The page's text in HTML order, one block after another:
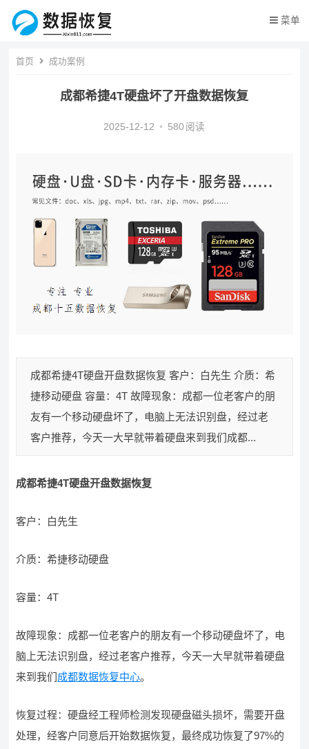
菜单
首页 成功案例
成都希捷4T硬盘坏了开盘数据恢复
2025-12-12 • 580 阅读
成都希捷4T硬盘开盘数据恢复 客户：白先生 介质：希
捷移动硬盘 容量：4T 故障现象：成都一位老客户的朋
友有一个移动硬盘坏了，电脑上无法识别盘，经过老
客户推荐，今天一大早就带着硬盘来到我们成都...
成都希捷4T硬盘开盘数据恢复
客户：白先生
介质：希捷移动硬盘
容量：4T
故障现象：成都一位老客户的朋友有一个移动硬盘坏了，电
脑上无法识别盘，经过老客户推荐，今天一大早就带着硬盘
来到我们成都数据恢复中心。
恢复过程：硬盘经工程师检测发现硬盘磁头损坏，需要开盘
处理，经客户同意后开始数据恢复，最终成功恢复了97%的